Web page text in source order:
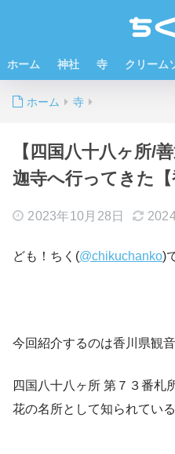
ホーム 神社 寺 クリーム
ホーム 寺
【四国八十八ヶ所/
迦寺へ行ってきた【
2023年10月28日
ども！ちく(@chikuchanko)
今回紹介するのは香川県観
四国八十八ヶ所 第７３番札
花の名所として知られている